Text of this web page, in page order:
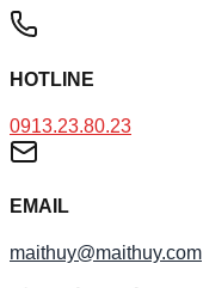
HOTLINE
0913.23.80.23
EMAIL
maithuy@maithuy.com